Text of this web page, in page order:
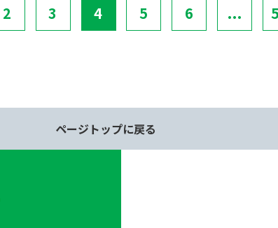
2 3 4 5 6 ...
ページトップに戻る